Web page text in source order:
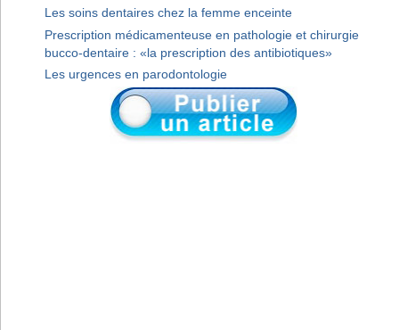
Les soins dentaires chez la femme enceinte
Prescription médicamenteuse en pathologie et chirurgie
bucco-dentaire : «la prescription des antibiotiques»
Les urgences en parodontologie